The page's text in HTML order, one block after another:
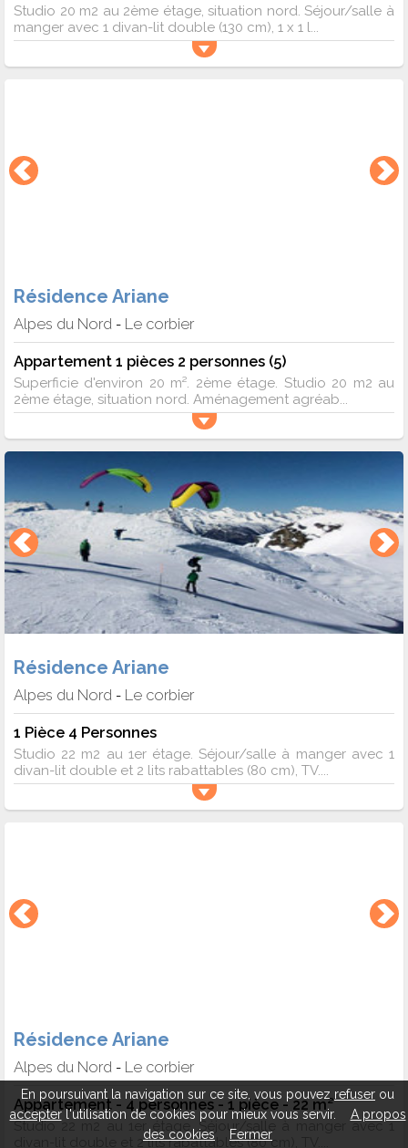
Studio 20 m2 au 2ème étage, situation nord. Séjour/salle à
manger avec 1 divan-lit double (130 cm), 1 x 1 l...
Résidence Ariane
Alpes du Nord - Le corbier
Appartement 1 pièces 2 personnes (5)
Superficie d'environ 20 m². 2ème étage. Studio 20 m2 au
2ème étage, situation nord. Aménagement agréab...
Résidence Ariane
Alpes du Nord - Le corbier
1 Pièce 4 Personnes
Studio 22 m2 au 1er étage. Séjour/salle à manger avec 1
divan-lit double et 2 lits rabattables (80 cm), TV....
Résidence Ariane
Alpes du Nord - Le corbier
Appartement - 4 personnes - 1 pièce - 22 m²
Studio 22 m2 au 1er étage. Séjour/salle à manger avec 1
divan-lit double et 2 lits rabattables (80 cm), TV....
En poursuivant la navigation sur ce site, vous pouvez refuser ou
accepterl'utilisation de cookies pour mieux vous servir.
A propos
des cookies
Fermer